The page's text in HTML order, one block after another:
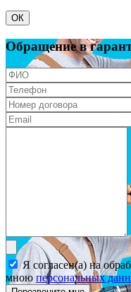
ОК
Обращение в
Я согласен(а) на
мною персональных